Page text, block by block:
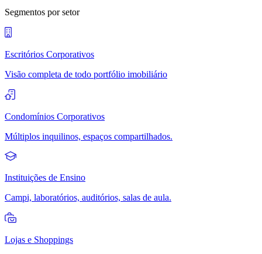
Segmentos por setor
Escritórios Corporativos
Visão completa de todo portfólio imobiliário
Condomínios Corporativos
Múltiplos inquilinos, espaços compartilhados.
Instituições de Ensino
Campi, laboratórios, auditórios, salas de aula.
Lojas e Shoppings